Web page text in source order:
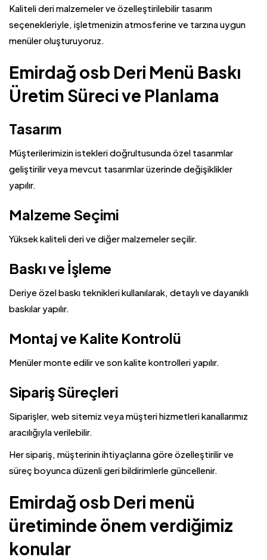
Kaliteli deri malzemeler ve özelleştirilebilir tasarım
seçenekleriyle, işletmenizin atmosferine ve tarzına uygun
menüler oluşturuyoruz.
Emirdağ osb Deri Menü Baskı
Üretim Süreci ve Planlama
Tasarım
Müşterilerimizin istekleri doğrultusunda özel tasarımlar
geliştirilir veya mevcut tasarımlar üzerinde değişiklikler
yapılır.
Malzeme Seçimi
Yüksek kaliteli deri ve diğer malzemeler seçilir.
Baskı ve İşleme
Deriye özel baskı teknikleri kullanılarak, detaylı ve dayanıklı
baskılar yapılır.
Montaj ve Kalite Kontrolü
Menüler monte edilir ve son kalite kontrolleri yapılır.
Sipariş Süreçleri
Siparişler, web sitemiz veya müşteri hizmetleri kanallarımız
aracılığıyla verilebilir.
Her sipariş, müşterinin ihtiyaçlarına göre özelleştirilir ve
süreç boyunca düzenli geri bildirimlerle güncellenir.
Emirdağ osb Deri menü
üretiminde önem verdiğimiz
konular